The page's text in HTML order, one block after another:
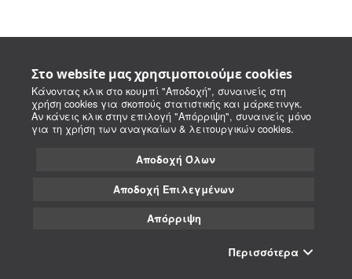
Στο website μας χρησιμοποιούμε cookies
Κάνοντας κλικ στο κουμπί "Αποδοχή", συναινείς στη
χρήση cookies για σκοπούς στατιστικής και μάρκετινγκ.
Αν κάνεις κλικ στην επιλογή "Απόρριψη", συναινείς μόνο
για τη χρήση των αναγκαίων & λειτουργικών cookies.
Αποδοχή Όλων
Αποδοχή Επιλεγμένων
Απόρριψη
Περισσότερα